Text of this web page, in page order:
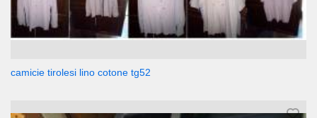
camicie tirolesi lino cotone tg52